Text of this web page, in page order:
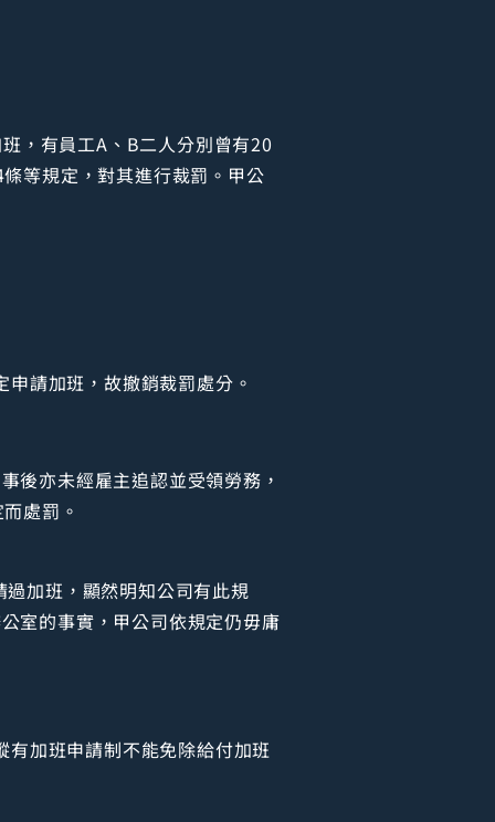
，有員工A、B二人分別曾有20
等規定，對其進行裁罰。甲公
請加班，故撤銷裁罰處分。
後亦未經雇主追認並受領勞務，
處罰。
過加班，顯然明知公司有此規
室的事實，甲公司依規定仍毋庸
加班申請制不能免除給付加班